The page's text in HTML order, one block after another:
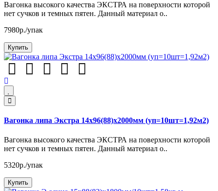
Вагонка высокого качества ЭКСТРА на поверхности которой
нет сучков и темных пятен. Данный материал о..
7980р./упак
Купить
Вагонка липа Экстра 14х96(88)х2000мм (уп=10шт=1,92м2)
Вагонка высокого качества ЭКСТРА на поверхности которой
нет сучков и темных пятен. Данный материал о..
5320р./упак
Купить